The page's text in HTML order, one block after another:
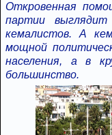
Откровенная
партии
кемалистов. А
мощной
населения, а в
большинство.